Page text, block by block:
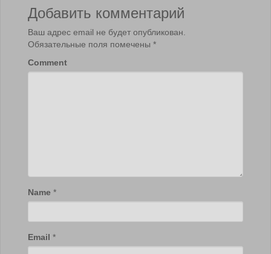
Добавить комментарий
Ваш адрес email не будет опубликован.
Обязательные поля помечены *
Comment
Name *
Email *